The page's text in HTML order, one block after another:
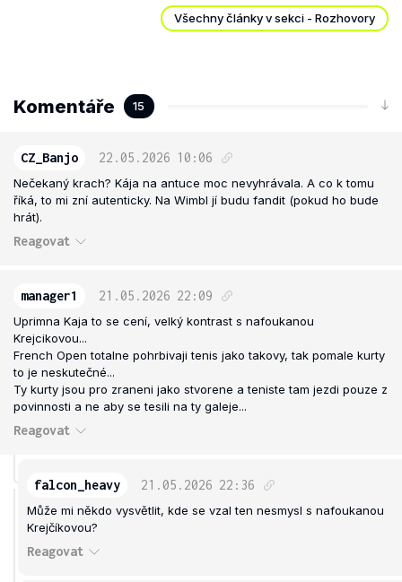
Všechny články v sekci - Rozhovory
Komentáře 15
CZ_Banjo 22.05.2026 10:06
Nečekaný krach? Kája na antuce moc nevyhrávala. A co k tomu
říká, to mi zní autenticky. Na Wimbl jí budu fandit (pokud ho bude
hrát).
Reagovat
manager1 21.05.2026 22:09
Uprimna Kaja to se cení, velký kontrast s nafoukanou
Krejcikovou...
French Open totalne pohrbivaji tenis jako takovy, tak pomale kurty
to je neskutečné...
Ty kurty jsou pro zraneni jako stvorene a teniste tam jezdi pouze z
povinnosti a ne aby se tesili na ty galeje...
Reagovat
falcon_heavy 21.05.2026 22:36
Může mi někdo vysvětlit, kde se vzal ten nesmysl s nafoukanou
Krejčíkovou?
Reagovat